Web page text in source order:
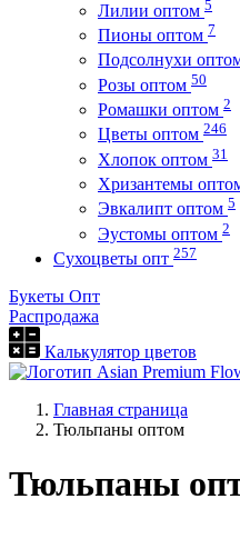
Лилии оптом 5
Пионы оптом 7
Подсолнухи
Розы оптом 50
Ромашки оптом 2
Цветы оптом 246
Хлопок оптом 31
Хризантемы
Эвкалипт оптом 5
Эустомы оптом 2
Сухоцветы опт 257
Букеты Опт
Распродажа
Калькулятор цветов
Главная страница
Тюльпаны оптом
Тюльпаны